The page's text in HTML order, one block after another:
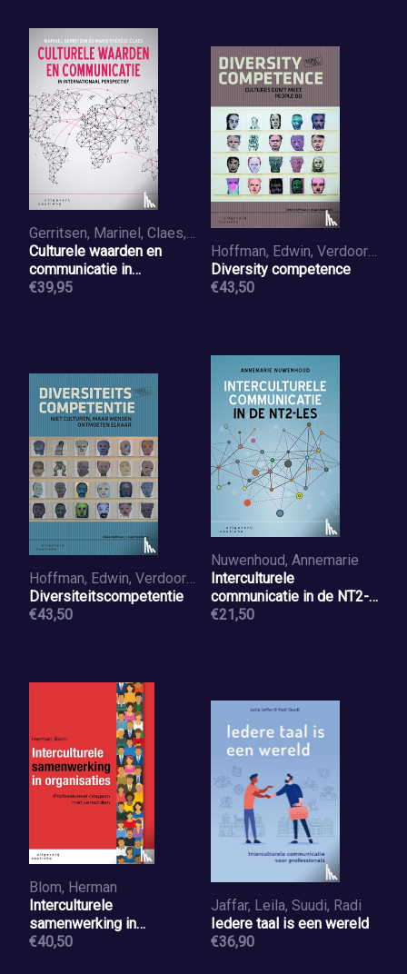
Gerritsen, Marinel, Claes, Marie-Thérèse
Culturele waarden en
communicatie in
internationaal perspectief
€39,95
Hoffman, Edwin, Verdooren, Arjan
Diversity competence
€43,50
Hoffman, Edwin, Verdooren, Arjan
Diversiteitscompetentie
€43,50
Nuwenhoud, Annemarie
Interculturele
communicatie in de NT2-
les
€21,50
Blom, Herman
Interculturele
samenwerking in
organisaties
€40,50
Jaffar, Leila, Suudi, Radi
Iedere taal is een wereld
€36,90